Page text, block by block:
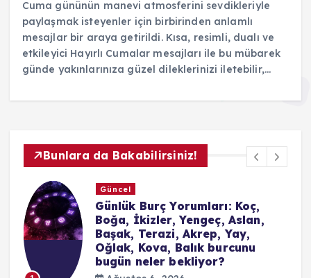
Cuma gününün manevi atmosferini sevdikleriyle
paylaşmak isteyenler için birbirinden anlamlı
mesajlar bir araya getirildi. Kısa, resimli, dualı ve
etkileyici Hayırlı Cumalar mesajları ile bu mübarek
günde yakınlarınıza güzel dileklerinizi iletebilir,…
Bunlara da Bakabilirsiniz!
Koç,
Aslan,
Yay,
burcunu
Yaşam
Beşiktaş’ın play-off yolu:
Ligi’nde nasıl tur atlar? Beşiktaş
berabere kalırsa veya yenilirse
İşte tüm ihtimaller
Ağustos 6, 2026